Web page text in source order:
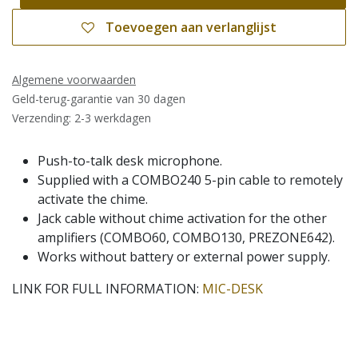
Toevoegen aan verlanglijst
Algemene voorwaarden
Geld-terug-garantie van 30 dagen
Verzending: 2-3 werkdagen
Push-to-talk desk microphone.
Supplied with a COMBO240 5-pin cable to remotely
activate the chime.
Jack cable without chime activation for the other
amplifiers (COMBO60, COMBO130, PREZONE642).
Works without battery or external power supply.
LINK FOR FULL INFORMATION: MIC-DESK